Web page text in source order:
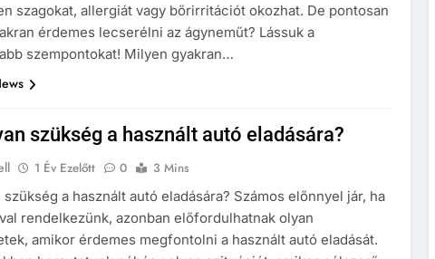
szagokat, allergiát vagy bőrirritációt okozhat. De pontosan
érdemes lecserélni az ágyneműt? Lássuk a
szempontokat! Milyen gyakran…
szükség a használt autó eladására?
1 Év Ezelőtt 0
3 Mins
a használt autó eladására? Számos előnnyel jár, ha
rendelkezünk, azonban előfordulhatnak olyan
amikor érdemes megfontolni a használt autó eladását.